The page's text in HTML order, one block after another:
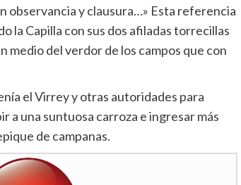
observancia y clausura…» Esta referencia
la Capilla con sus dos afiladas torrecillas
medio del verdor de los campos que con
el Virrey y otras autoridades para
a una suntuosa carroza e ingresar más
de campanas.